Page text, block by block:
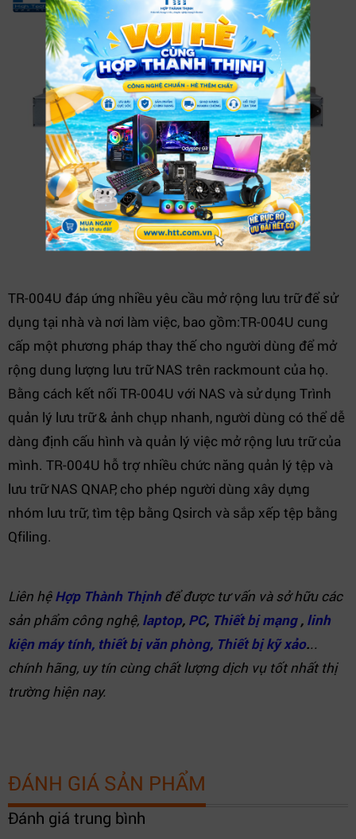
TR-004U đáp ứng nhiều yêu cầu mở rộng lưu trữ để sử
dụng tại nhà và nơi làm việc, bao gồm:TR-004U cung
cấp một phương pháp thay thế cho người dùng để mở
rộng dung lượng lưu trữ NAS trên rackmount của họ.
Bằng cách kết nối TR-004U với NAS và sử dụng Trình
quản lý lưu trữ & ảnh chụp nhanh, người dùng có thể dễ
dàng định cấu hình và quản lý việc mở rộng lưu trữ của
mình. TR-004U hỗ trợ nhiều chức năng quản lý tệp và
lưu trữ NAS QNAP, cho phép người dùng xây dựng
nhóm lưu trữ, tìm tệp bằng Qsirch và sắp xếp tệp bằng
Qfiling.
Liên hệHợp Thành Thịnh để được tư vấn và sở hữu các
sản phẩm công nghệ, laptop, PC, Thiết bị mạng, linh
kiện máy tính, thiết bị văn phòng, Thiết bị kỹ xảo...
chính hãng, uy tín cùng chất lượng dịch vụ tốt nhất thị
trường hiện nay.
ĐÁNH GIÁ SẢN PHẨM
Đánh giá trung bình